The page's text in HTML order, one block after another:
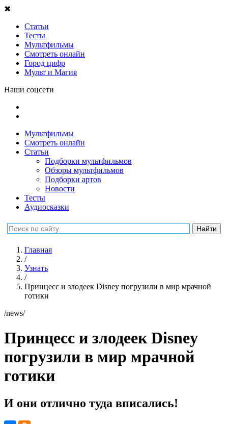
✖
Статьи
Тесты
Мультфильмы
Смотреть онлайн
Город цифр
Мульт и Магия
Наши соцсети
Мультфильмы
Смотреть онлайн
Статьи
Подборки мультфильмов
Обзоры мультфильмов
Подборки артов
Новости
Тесты
Аудиосказки
Главная
/
Узнать
/
Принцесс и злодеек Disney погрузили в мир мрачной
готики
/news/
Принцесс и злодеек Disney
погрузили в мир мрачной
готики
И они отлично туда вписались!